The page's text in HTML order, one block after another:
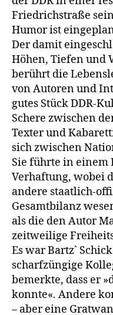
Friedrichstraße
Humor ist
Der damit
Höhen, Tiefen und
berührt die
von Au­toren und
gutes Stück DDR-
Schere zwischen
Texter und
sich zwischen
Sie führte in einem
Verhaftung, wobei
andere staatlich-
Gesamtbilanz
als die den Autor
zeitweilige
Es war Bartz`
scharfzüngige
bemerkte, dass er
konnte«. Andere
– aber eine